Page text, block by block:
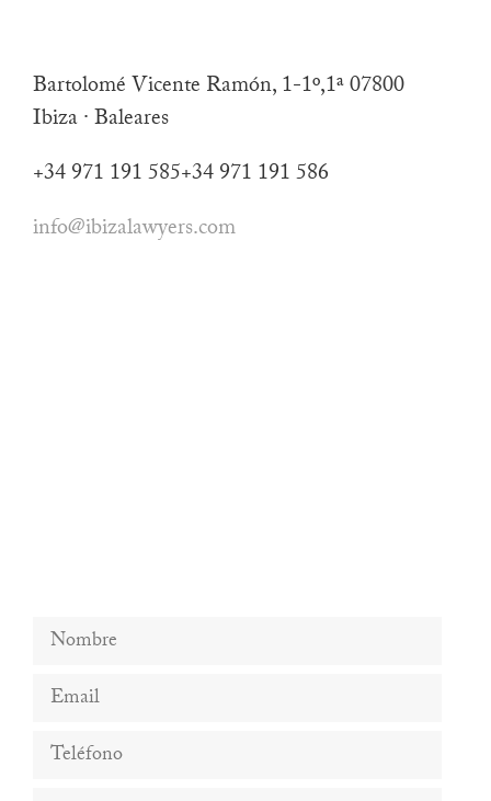
Bartolomé Vicente Ramón, 1-1º,1ª 07800
Ibiza · Baleares
+34 971 191 585+34 971 191 586
info@ibizalawyers.com